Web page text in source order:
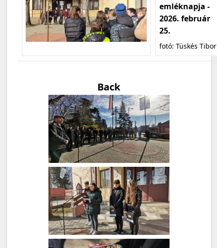
emléknapja -
2026. február
25.
fotó: Tüskés Tibor
Back